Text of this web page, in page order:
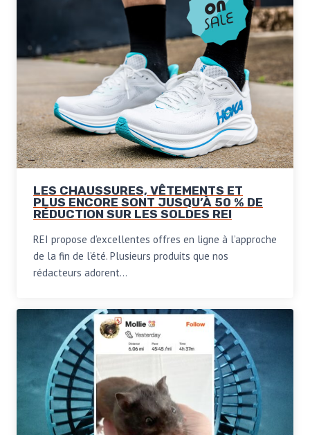
LES CHAUSSURES, VÊTEMENTS ET
PLUS ENCORE SONT JUSQU’À 50 % DE
RÉDUCTION SUR LES SOLDES REI
REI propose d’excellentes offres en ligne à l’approche
de la fin de l’été. Plusieurs produits que nos
rédacteurs adorent…